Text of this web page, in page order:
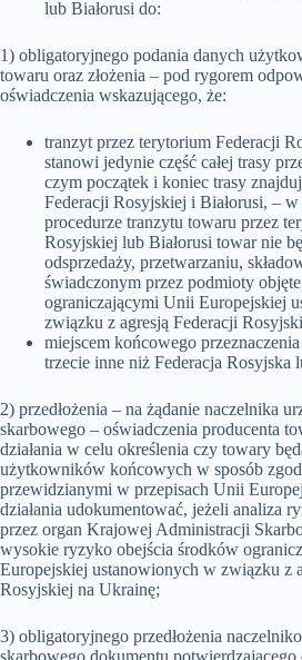
lub Białorusi do:
1) obligatoryjnego podania danych
towaru oraz złożenia – pod rygorem
oświadczenia wskazującego, że:
tranzyt przez terytorium Federacji
stanowi jedynie część całej trasy
czym początek i koniec trasy
Federacji Rosyjskiej i Białorusi, –
procedurze tranzytu towaru przez
Rosyjskiej lub Białorusi towar nie
odsprzedaży, przetwarzaniu,
świadczonym przez podmioty
ograniczającymi Unii Europejskiej
związku z agresją Federacji
miejscem końcowego
trzecie inne niż Federacja Rosyjska
2) przedłożenia – na żądanie naczelnika
skarbowego – oświadczenia producenta
działania w celu określenia czy towary
użytkowników końcowych w sposób
przewidzianymi w przepisach Unii
działania udokumentować, jeżeli analiza
przez organ Krajowej Administracji
wysokie ryzyko obejścia środków
Europejskiej ustanowionych w związku z
Rosyjskiej na Ukrainę;
3) obligatoryjnego przedłożenia
skarbowego dokumentu